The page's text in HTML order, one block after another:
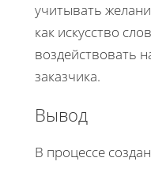
учитывать
как искусство
воздействовать
заказчика.
Вывод
В процессе